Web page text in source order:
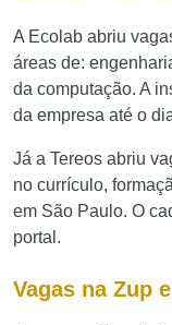
A Ecolab abriu
áreas de:
da computação. A
da empresa até o
Já a Tereos abriu
no currículo,
em São Paulo. O
portal.
Vagas na Zup